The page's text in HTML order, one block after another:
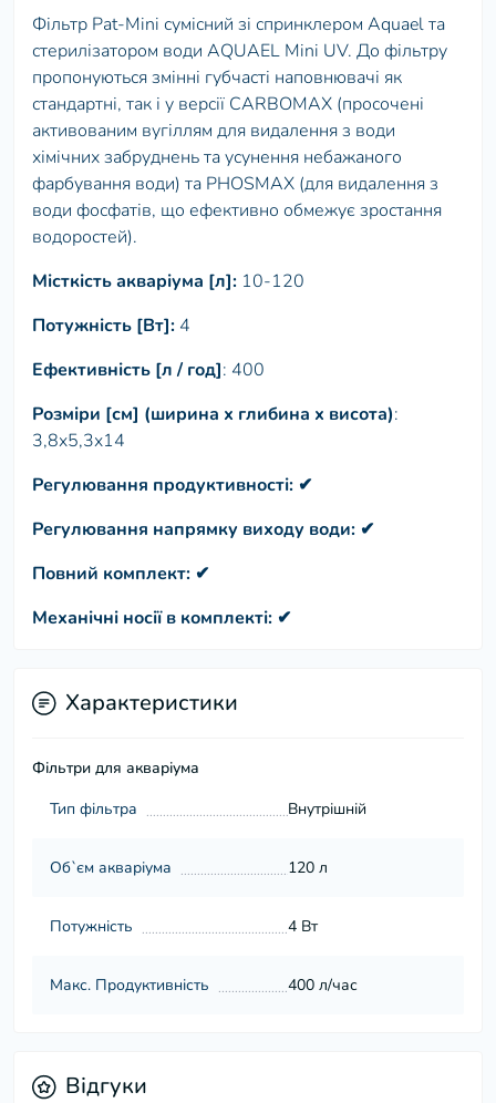
Фільтр Pat-Mini сумісний зі спринклером Aquael та
стерилізатором води AQUAEL Mini UV. До фільтру
пропонуються змінні губчасті наповнювачі як
стандартні, так і у версії CARBOMAX (просочені
активованим вугіллям для видалення з води
хімічних забруднень та усунення небажаного
фарбування води) та PHOSMAX (для видалення з
води фосфатів, що ефективно обмежує зростання
водоростей).
Місткість акваріума [л]: 10-120
Потужність [Вт]: 4
Ефективність [л / год]: 400
Розміри [см] (ширина х глибина х висота):
3,8x5,3x14
Регулювання продуктивності: ✔
Регулювання напрямку виходу води: ✔
Повний комплект: ✔
Механічні носії в комплекті: ✔
Характеристики
Фільтри для акваріума
Тип фільтра
Внутрішній
Об`єм акваріума 120 л
Потужність 4 Вт
Макс. Продуктивність 400 л/час
Відгуки